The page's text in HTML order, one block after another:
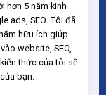
hơn 5 năm kinh
ads, SEO. Tôi đã
hữu ích giúp
website, SEO,
thức của tôi sẽ
bạn.